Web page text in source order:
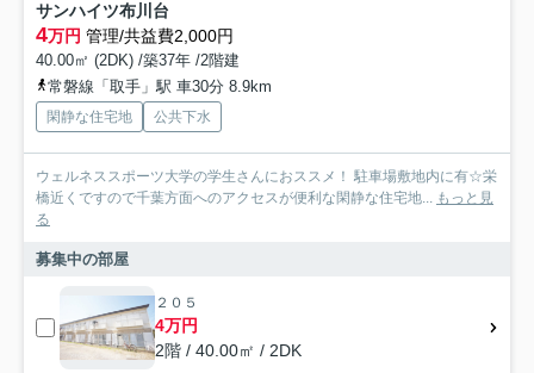
サンハイツ布川台
4万円 管理/共益費2,000円
40.00㎡ (2DK) /築37年 /2階建
常磐線「取手」駅 車30分 8.9km
閑静な住宅地 公共下水
ウェルネススポーツ大学の学生さんにおススメ！ 駐車場敷地内に有☆栄
橋近くですので千葉方面へのアクセスが便利な閑静な住宅地... もっと見
る
募集中の部屋
２０５
4万円
2階 / 40.00㎡ / 2DK